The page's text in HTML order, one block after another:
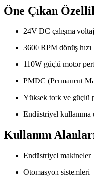
Öne Çıkan
24V DC çalışma
3600 RPM dönüş hızı
110W güçlü motor
PMDC (Permanent
Yüksek tork ve güçlü
Endüstriyel kullanıma
Kullanım
Endüstriyel makineler
Otomasyon sistemleri